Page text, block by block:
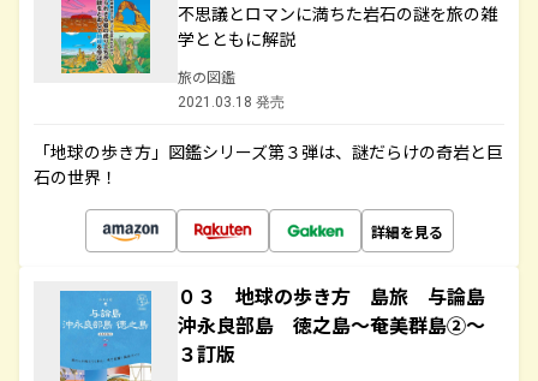
不思議とロマンに満ちた岩石の謎を旅の雑
学とともに解説
旅の図鑑
2021.03.18 発売
「地球の歩き方」図鑑シリーズ第３弾は、謎だらけの奇岩と巨
石の世界！
詳細を見る
０３ 地球の歩き方 島旅 与論島
沖永良部島 徳之島～奄美群島②～
３訂版